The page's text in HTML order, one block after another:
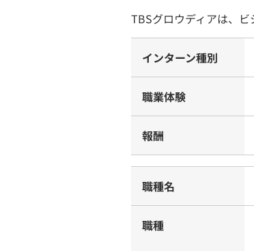
TBSグロウディアは、
インターン種別
職業体験
報酬
職種名
職種